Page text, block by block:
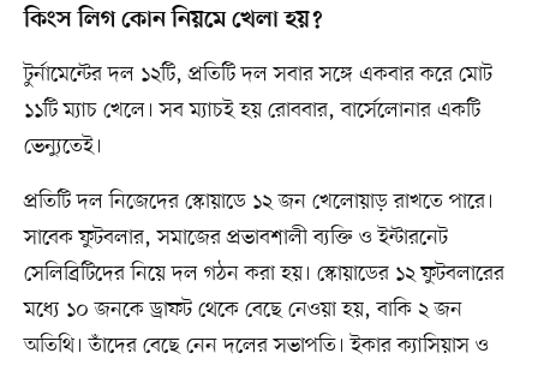
কিংস লিগ কোন নিয়মে খেলা হয়?
টুর্নামেন্টের দল ১২টি, প্রতিটি দল সবার সঙ্গে একবার করে মোট
১১টি ম্যাচ খেলে। সব ম্যাচই হয় রোববার, বার্সেলোনার একটি
ভেন্যুতেই।
প্রতিটি দল নিজেদের স্কোয়াডে ১২ জন খেলোয়াড় রাখতে পারে।
সাবেক ফুটবলার, সমাজের প্রভাবশালী ব্যক্তি ও ইন্টারনেট
সেলিব্রিটিদের নিয়ে দল গঠন করা হয়। স্কোয়াডের ১২ ফুটবলারের
মধ্যে ১০ জনকে ড্রাফট থেকে বেছে নেওয়া হয়, বাকি ২ জন
অতিথি। তাঁদের বেছে নেন দলের সভাপতি। ইকার ক্যাসিয়াস ও